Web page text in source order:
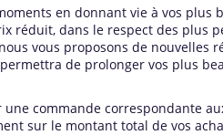
en donnant vie à vos plus
réduit, dans le respect des plus
vous proposons de
de prolonger vos plus
commande correspondante
sur le montant total de vos